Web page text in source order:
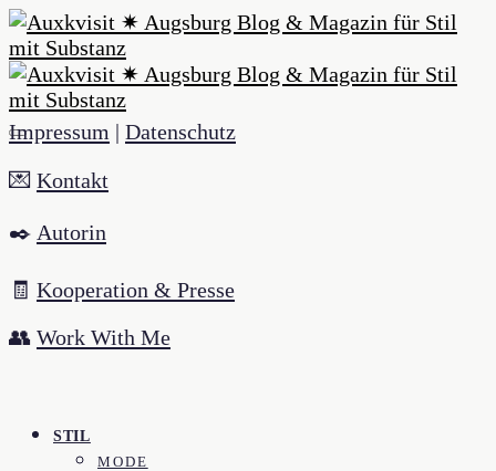
Impressum | Datenschutz
💌 Kontakt
✒️ Autorin
🧾 Kooperation & Presse
👥 Work With Me
STIL
MODE